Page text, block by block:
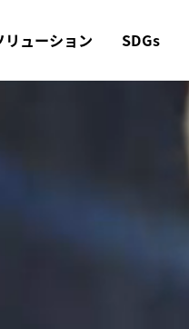
リューション SDGs